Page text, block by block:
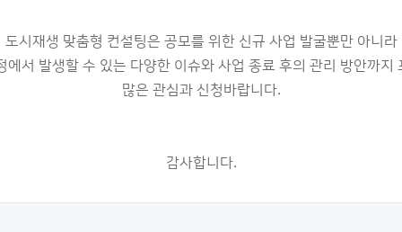
도시재생 맞춤형 컨설팅은 공모를 위한 신규 사업 발굴뿐만 아니라
에서 발생할 수 있는 다양한 이슈와 사업 종료 후의 관리 방안까지
많은 관심과 신청바랍니다.
감사합니다.